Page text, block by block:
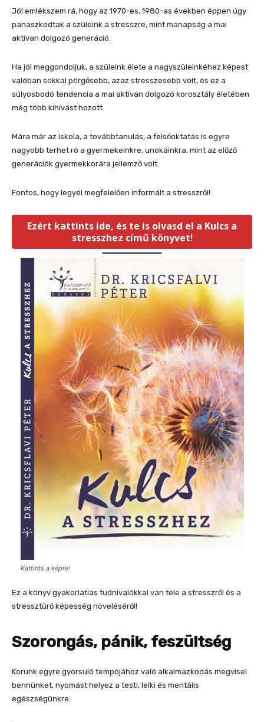
Jól emlékszem rá, hogy az 1970-es, 1980-as években éppen úgy
panaszkodtak a szüleink a stresszre, mint manapság a mai
aktívan dolgozó generáció.
Ha jól meggondoljuk, a szüleink élete a nagyszüleinkéhez képest
valóban sokkal pörgősebb, azaz stresszesebb volt, és ez a
súlyosbodó tendencia a mai aktívan dolgozó korosztály életében
még több kihívást hozott.
Mára már az iskola, a továbbtanulás, a felsőoktatás is egyre
nagyobb terhet ró a gyermekeinkre, unokáinkra, mint az előző
generációk gyermekkorára jellemző volt.
Fontos, hogy legyél megfelelően informált a stresszről!
Ezért kattints ide, és te is olvasd el a Kulcs a
stresszhez című könyvet!
Kattints a képre!
Ez a könyv gyakorlatias tudnivalókkal van tele a stresszről és a
stressztűrő képesség növeléséről!
Szorongás, pánik, feszültség
Korunk egyre gyorsuló tempójához való alkalmazkodás megvisel
bennünket, nyomást helyez a testi, lelki és mentális
egészségünkre.